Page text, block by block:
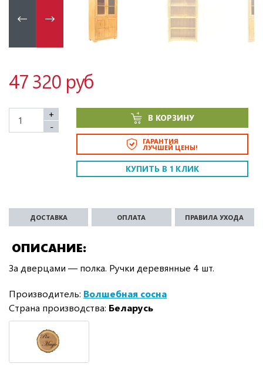
47 320 руб
+
-
В КОРЗИНУ
ГАРАНТИЯ
ЛУЧШЕЙ ЦЕНЫ!
КУПИТЬ В 1 КЛИК
ОПИСАНИЕ
ДОСТАВКА ОПЛАТА ПРАВИЛА УХОДА
За дверцами — полка. Ручки деревянные 4 шт.
Производитель: Волшебная сосна
Страна производства: Беларусь